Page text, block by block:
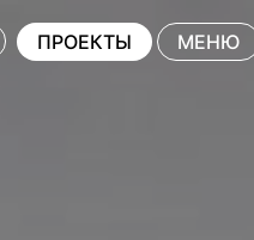
ПРОЕКТЫ МЕНЮ